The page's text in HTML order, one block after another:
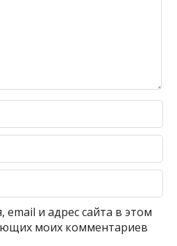
и адрес сайта в этом
моих комментариев